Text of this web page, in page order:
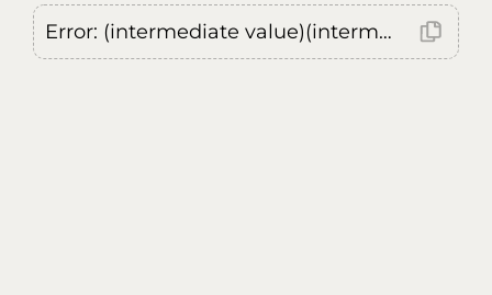
Error: (intermediate value)(intermediate value)(intermediate value).replaceAll is not a function